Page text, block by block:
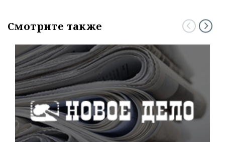
Смотрите также